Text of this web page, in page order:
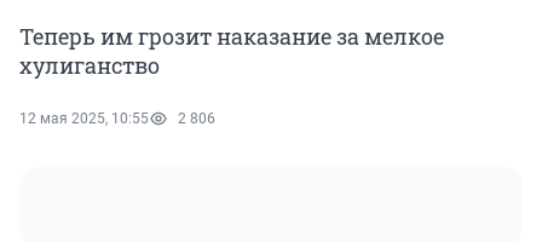
Теперь им грозит наказание за мелкое
хулиганство
12 мая 2025, 10:55 2 806